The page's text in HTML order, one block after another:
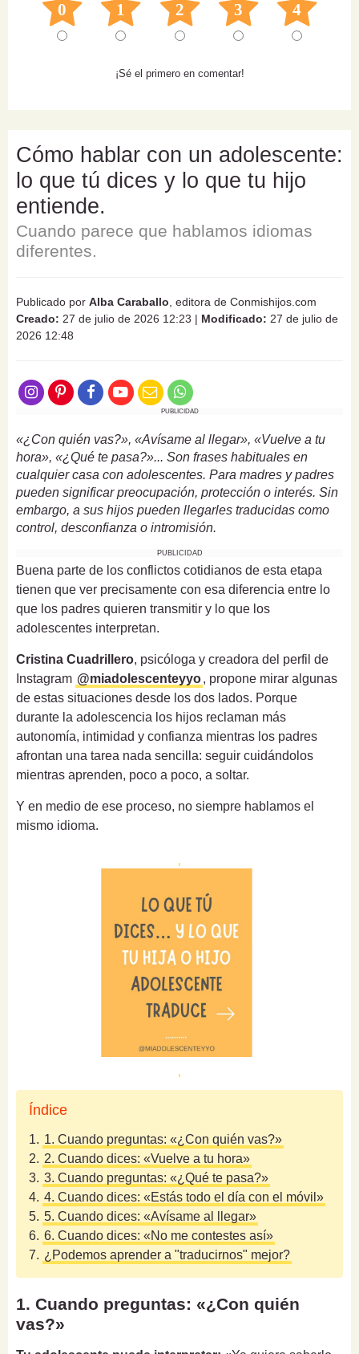
0 1 2 3 4
¡Sé el primero en comentar!
Cómo hablar con un adolescente:
lo que tú dices y lo que tu hijo
entiende.
Cuando parece que hablamos idiomas
diferentes.
Publicado por Alba Caraballo, editora de Conmishijos.com
Creado: 27 de julio de 2026 12:23 | Modificado: 27 de julio de
2026 12:48
PUBLICIDAD
«¿Con quién vas?», «Avísame al llegar», «Vuelve a tu
hora», «¿Qué te pasa?»... Son frases habituales en
cualquier casa con adolescentes. Para madres y padres
pueden significar preocupación, protección o interés. Sin
embargo, a sus hijos pueden llegarles traducidas como
control, desconfianza o intromisión.
PUBLICIDAD
Buena parte de los conflictos cotidianos de esta etapa
tienen que ver precisamente con esa diferencia entre lo
que los padres quieren transmitir y lo que los
adolescentes interpretan.
Cristina Cuadrillero, psicóloga y creadora del perfil de
Instagram @miadolescenteyyo, propone mirar algunas
de estas situaciones desde los dos lados. Porque
durante la adolescencia los hijos reclaman más
autonomía, intimidad y confianza mientras los padres
afrontan una tarea nada sencilla: seguir cuidándolos
mientras aprenden, poco a poco, a soltar.
Y en medio de ese proceso, no siempre hablamos el
mismo idioma.
Índice
1. 1. Cuando preguntas: «¿Con quién vas?»
2. 2. Cuando dices: «Vuelve a tu hora»
3. 3. Cuando preguntas: «¿Qué te pasa?»
4. 4. Cuando dices: «Estás todo el día con el móvil»
5. 5. Cuando dices: «Avísame al llegar»
6. 6. Cuando dices: «No me contestes así»
7. ¿Podemos aprender a "traducirnos" mejor?
1. Cuando preguntas: «¿Con quién
vas?»